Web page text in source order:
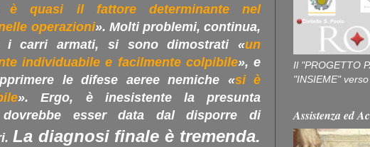
è quasi il fattore determinante nel
operazioni». Molti problemi, continua,
i carri armati, si sono dimostrati «un
individuabile e facilmente colpibile», e
le difese aeree nemiche «si è
». Ergo, è inesistente la presunta
esser data dal disporre di
La diagnosi finale è tremenda.
Il "PROGETTO
"INSIEME"
Assistenza ed